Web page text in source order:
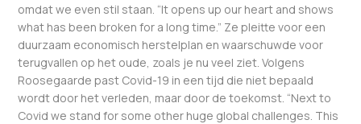
omdat we even stil staan. “It opens up our heart and shows
what has been broken for a long time.” Ze pleitte voor een
duurzaam economisch herstelplan en waarschuwde voor
terugvallen op het oude, zoals je nu veel ziet. Volgens
Roosegaarde past Covid-19 in een tijd die niet bepaald
wordt door het verleden, maar door de toekomst. “Next to
Covid we stand for some other huge global challenges. This